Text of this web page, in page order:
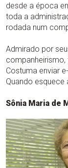
desde a época
toda a
rodada num
Admirado por
Costuma enviar
Quando
Sônia Maria de